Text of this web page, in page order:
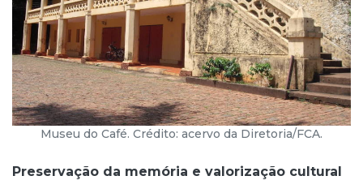
Museu do Café. Crédito: acervo da Diretoria/FCA.
Preservação da memória e valorização cultural